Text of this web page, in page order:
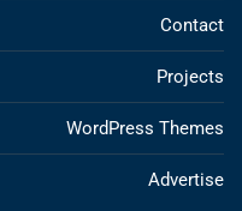
Contact
Projects
WordPress Themes
Advertise